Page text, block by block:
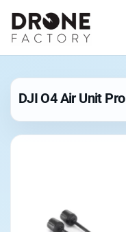
DJI O4 Air Unit Pro